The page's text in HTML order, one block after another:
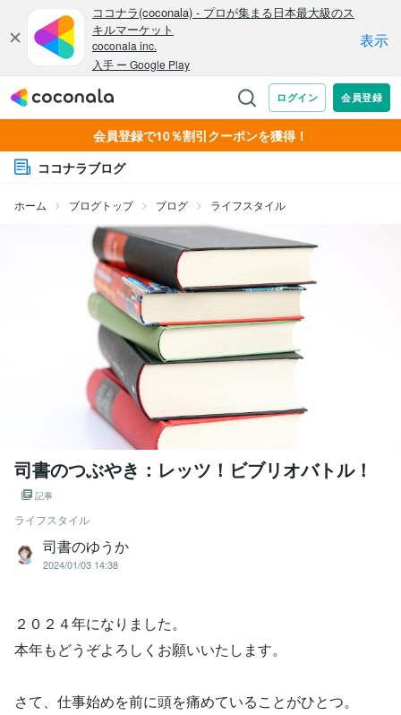
会員登録で10％割引クーポンを獲得！
ココナラブログ
ホーム ブログトップ ブログ ライフスタイル
司書のつぶやき：レッツ！ビブリオバトル！
記事
ライフスタイル
司書のゆうか
2024/01/03 14:38
２０２４年になりました。
本年もどうぞよろしくお願いいたします。
さて、仕事始めを前に頭を痛めていることがひとつ。